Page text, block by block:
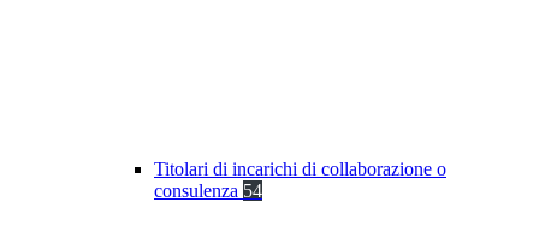
Titolari di incarichi di collaborazione o
consulenza 54